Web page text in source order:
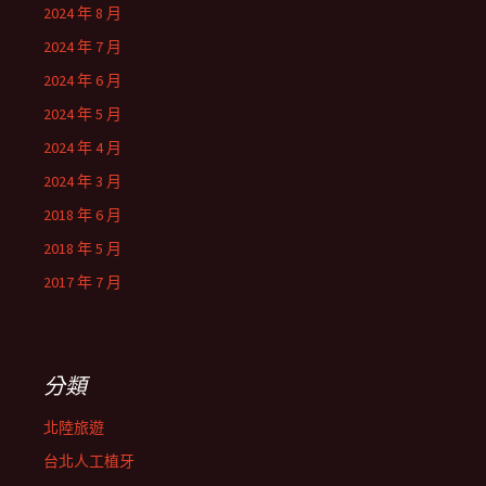
2024 年 8 月
2024 年 7 月
2024 年 6 月
2024 年 5 月
2024 年 4 月
2024 年 3 月
2018 年 6 月
2018 年 5 月
2017 年 7 月
分類
北陸旅遊
台北人工植牙